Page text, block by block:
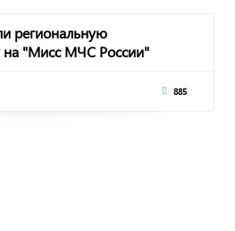
региональную
на "Мисс МЧС России"
885